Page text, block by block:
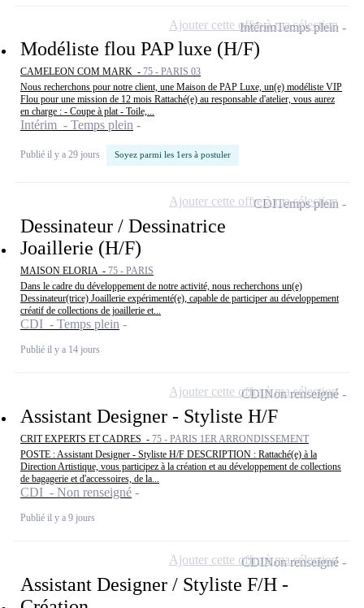
Modéliste flou PAP luxe (H/F)
CAMELEON COM MARK - 75 - PARIS 03
Nous recherchons pour notre client, une Maison de PAP Luxe, un(e) modéliste VIP
Flou pour une mission de 12 mois Rattaché(e) au responsable d'atelier, vous aurez
en charge : - Coupe à plat - Toile,...
Intérim - Temps plein
Publié il y a 29 jours Soyez parmi les 1ers à postuler
IntérimTemps plein
Ajouter cette offre à ma sélection
Dessinateur / Dessinatrice
Joaillerie (H/F)
MAISON ELORIA - 75 - PARIS
Dans le cadre du développement de notre activité, nous recherchons un(e)
Dessinateur(trice) Joaillerie expérimenté(e), capable de participer au développement
créatif de collections de joaillerie et...
CDI - Temps plein
Publié il y a 14 jours
CDITemps plein
Ajouter cette offre à ma sélection
Assistant Designer - Styliste H/F
CRIT EXPERTS ET CADRES - 75 - PARIS 1ER ARRONDISSEMENT
POSTE : Assistant Designer - Styliste H/F DESCRIPTION : Rattaché(e) à la
Direction Artistique, vous participez à la création et au développement de collections
de bagagerie et d'accessoires, de la...
CDI - Non renseigné
Publié il y a 9 jours
CDINon renseigné
Ajouter cette offre à ma sélection
Assistant Designer / Styliste F/H -
CDINon renseigné
Ajouter cette offre à ma sélection